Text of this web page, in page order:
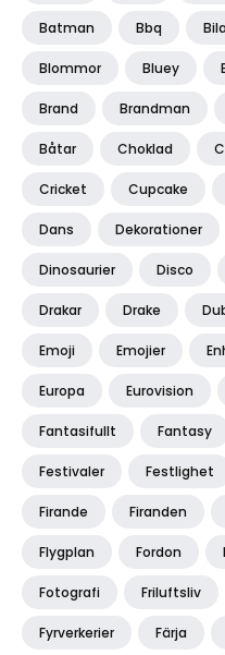
Batman Bbq
Blommor Bluey
Brand Brandman
Båtar Choklad
Cricket Cupcake
Dans Dekorationer
Dinosaurier Disco
Drakar Drake
Emoji Emojier
Europa Eurovision
Fantasifullt Fantasy
Festivaler Festlighet
Firande Firanden
Flygplan Fordon
Fotografi Friluftsliv
Fyrverkerier Färja